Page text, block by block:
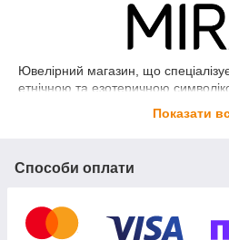
Ювелірний магазин, що
етнічною та езотеричною
Ми пропонуємо обереги, амулети,
ювелірних виробах зі срібла 925
бирку і знак виробника.
Показати
Способи оплати